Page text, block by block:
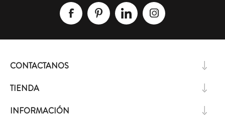
CONTACTANOS
TIENDA
INFORMACIÓN